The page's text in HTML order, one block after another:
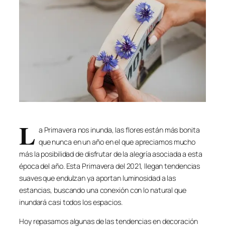
L a Primavera nos inunda, las flores están más bonita
que nunca en un año en el que apreciamos mucho
más la posibilidad de disfrutar de la alegría asociada a esta
época del año. Esta Primavera del 2021, llegan tendencias
suaves que endulzan ya aportan luminosidad a las
estancias, buscando una conexión con lo natural que
inundará casi todos los espacios.
Hoy repasamos algunas de las tendencias en decoración